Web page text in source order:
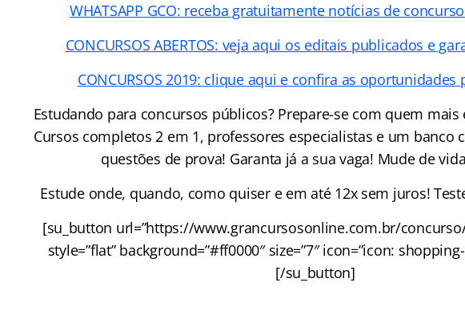
WHATSAPP GCO: receba gratuitamente notícias de
CONCURSOS ABERTOS: veja aqui os editais publicados e
CONCURSOS 2019: clique aqui e confira as oportunidades
Estudando para concursos públicos? Prepare-se com quem
Cursos completos 2 em 1, professores especialistas e um banco
questões de prova! Garanta já a sua vaga! Mude de
Estude onde, quando, como quiser e em até 12x sem juros!
[su_button url=”https://www.grancursosonline.com.br/concurso/
style=”flat” background=”#ff0000″ size=”7″ icon=”icon:
[/su_button]